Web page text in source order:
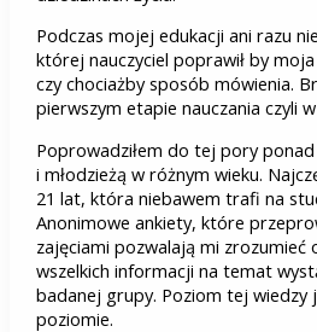
Podczas mojej edukacji ani razu
której nauczyciel poprawił by
czy chociażby sposób mówienia.
pierwszym etapie nauczania czyli
Poprowadziłem do tej pory
i młodzieżą w różnym wieku.
21 lat, która niebawem trafi na
Anonimowe ankiety, które
zajęciami pozwalają mi zrozumieć
wszelkich informacji na temat
badanej grupy. Poziom tej wiedzy
poziomie.